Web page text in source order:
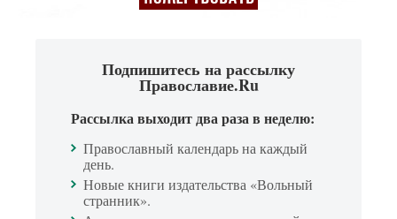
Подпишитесь на рассылку
Православие.Ru
Рассылка выходит два раза в неделю:
Православный календарь на каждый
день.
Новые книги издательства «Вольный
странник».